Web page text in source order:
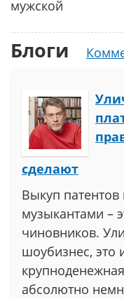
мужской
Блоги
сделают
Выкуп
музыкантами –
чиновников.
шоубизнес, это
абсолютно